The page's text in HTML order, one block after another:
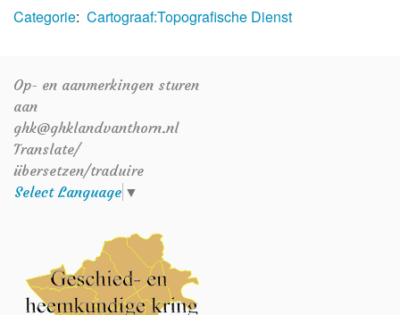
Categorie: Cartograaf:Topografische Dienst
Op- en aanmerkingen sturen
aan
ghk@ghklandvanthorn.nl
Translate/
übersetzen/traduire
Select Language ▼